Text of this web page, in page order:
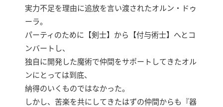
実力不足を理由に追放を言い渡されたオルン・ドゥ
ーラ。
パーティのために【剣士】から【付与術士】へとコ
ンバートし、
独自に開発した魔術で仲間をサポートしてきたオル
ンにとっては到底、
納得のいくものではなかった。
しかし、苦楽を共にしてきたはずの仲間からも『器